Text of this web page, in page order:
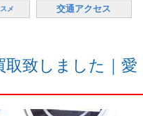
メ 交通アクセス
取致しました｜愛